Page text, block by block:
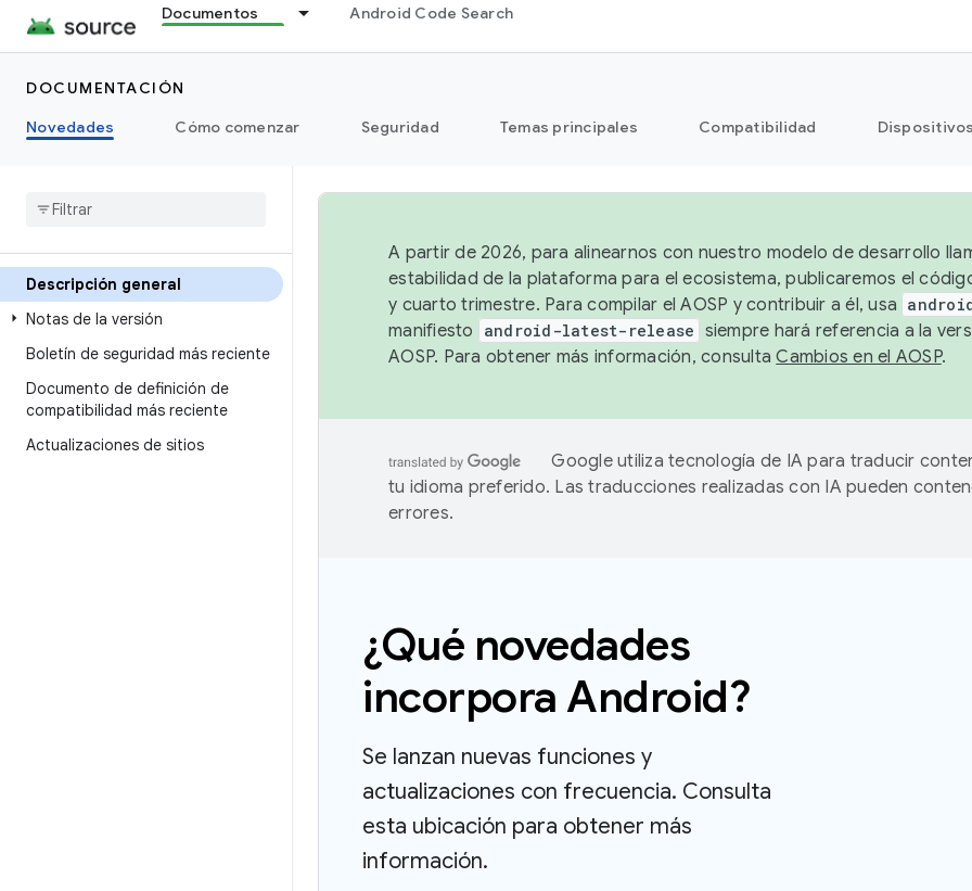
Documentos Android Code Search
DOCUMENTACIÓN
Novedades
Cómo comenzar Seguridad Temas principales Compatibilidad
Descripción general
Notas de la versión
Boletín de seguridad más reciente
Documento de definición de
compatibilidad más reciente
Actualizaciones de sitios
A partir de 2026, para alinearnos con nuestro modelo de desarrollo
estabilidad de la plataforma para el ecosistema, publicaremos el
y cuarto trimestre. Para compilar el AOSP y contribuir a él, usa
manifiesto android-latest-release siempre hará referencia a la
AOSP. Para obtener más información, consultaCambios en el AOSP.
Google utiliza tecnología de IA para traducir
tu idioma preferido. Las traducciones realizadas con IA pueden
errores.
¿Qué novedades
incorpora Android?
Se lanzan nuevas funciones y
actualizaciones con frecuencia. Consulta
esta ubicación para obtener más
información.